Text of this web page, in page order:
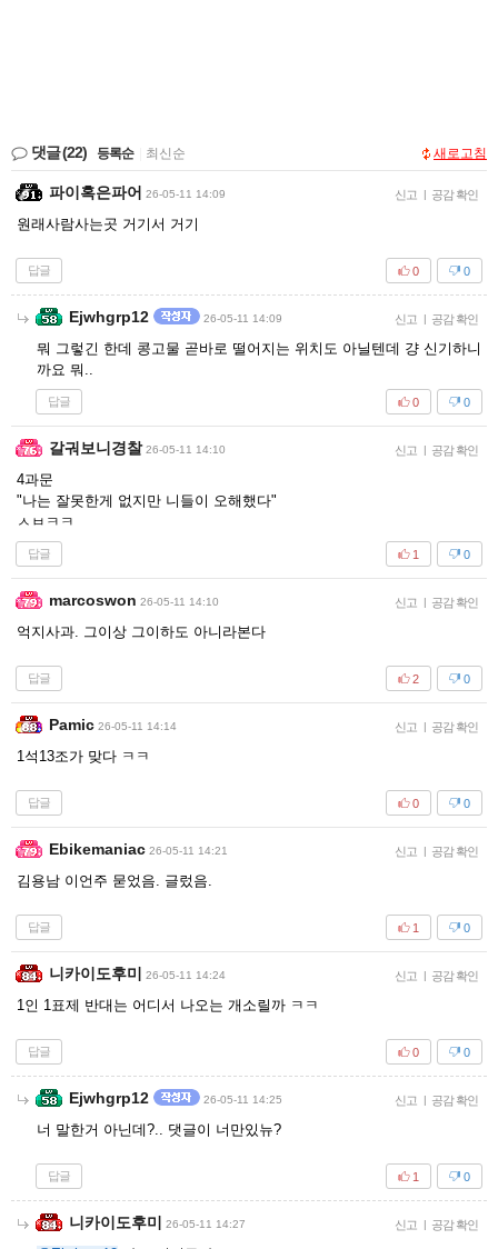
댓글(22) 등록순 최신순 새로고침
파이혹은파어 26-05-11 14:09 신고 | 공감 확인
원래사람사는곳 거기서 거기
답글 0
0
Ejwhgrp12 26-05-11 14:09 신고 | 공감 확인
뭐 그렇긴 한데 콩고물 곧바로 떨어지는 위치도 아닐텐데 걍 신기하니
까요 뭐..
답글 0
0
갈궈보니경찰 26-05-11 14:10 신고 | 공감 확인
4과문
"나는 잘못한게 없지만 니들이 오해했다"
ㅅㅂㅋㅋ
답글 0
1
marcoswon 26-05-11 14:10 신고 | 공감 확인
억지사과. 그이상 그이하도 아니라본다
답글 0
2
Pamic 26-05-11 14:14 신고 | 공감 확인
1석13조가 맞다 ㅋㅋ
답글 0
0
Ebikemaniac 26-05-11 14:21 신고 | 공감 확인
김용남 이언주 묻었음. 글렀음.
답글 0
1
니카이도후미 26-05-11 14:24 신고 | 공감 확인
1인 1표제 반대는 어디서 나오는 개소릴까 ㅋㅋ
답글 0
0
Ejwhgrp12 26-05-11 14:25 신고 | 공감 확인
너 말한거 아닌데?.. 댓글이 너만있뉴?
답글 0
1
니카이도후미 26-05-11 14:27 신고 | 공감 확인